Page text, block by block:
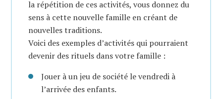
la répétition de ces activités, vous donnez du
sens à cette nouvelle famille en créant de
nouvelles traditions.
Voici des exemples d’activités qui pourraient
devenir des rituels dans votre famille :
Jouer à un jeu de société le vendredi à
l’arrivée des enfants.